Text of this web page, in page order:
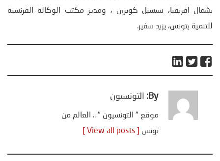
بشمال افريقيا، سيسيل كوبري ، ومدير مكتب الوكالة الفرنسية
للتنمية بتونس، يزيد سفير.
By: التونسيون
موقع " التونسيون " .. العالم من
تونس